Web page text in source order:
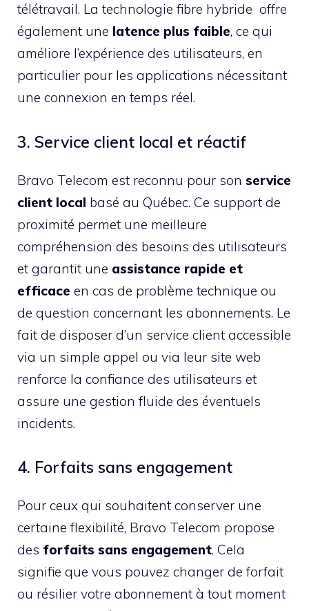
télétravail. La technologie fibre hybride offre
également une latence plus faible, ce qui
améliore l’expérience des utilisateurs, en
particulier pour les applications nécessitant
une connexion en temps réel.
3. Service client local et réactif
Bravo Telecom est reconnu pour son service
client local basé au Québec. Ce support de
proximité permet une meilleure
compréhension des besoins des utilisateurs
et garantit une assistance rapide et
efficace en cas de problème technique ou
de question concernant les abonnements. Le
fait de disposer d’un service client accessible
via un simple appel ou via leur site web
renforce la confiance des utilisateurs et
assure une gestion fluide des éventuels
incidents.
4. Forfaits sans engagement
Pour ceux qui souhaitent conserver une
certaine flexibilité, Bravo Telecom propose
des forfaits sans engagement. Cela
signifie que vous pouvez changer de forfait
ou résilier votre abonnement à tout moment